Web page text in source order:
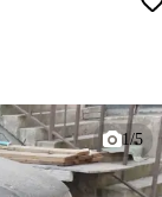
1/5